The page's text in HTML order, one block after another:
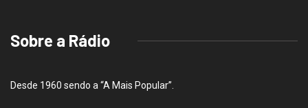
Sobre a Rádio
Desde 1960 sendo a “A Mais Popular”.